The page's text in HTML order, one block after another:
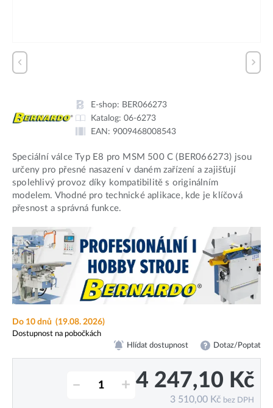
E-shop: BER066273
Katalog: 06-6273
EAN: 9009468008543
Speciální válce Typ E8 pro MSM 500 C (BER066273) jsou
určeny pro přesné nasazení v daném zařízení a zajišťují
spolehlivý provoz díky kompatibilitě s originálním
modelem. Vhodné pro technické aplikace, kde je klíčová
přesnost a správná funkce.
Do 10 dnů (19.08. 2026)
Dostupnost na pobočkách
Hlídat dostupnost Dotaz/Poptat
– + 4 247,10 Kč
3 510,00 Kč bez DPH